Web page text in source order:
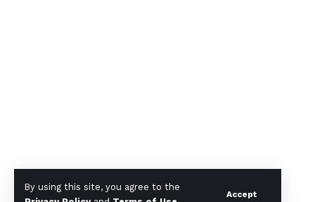
By using this site, you agree to the
Accept